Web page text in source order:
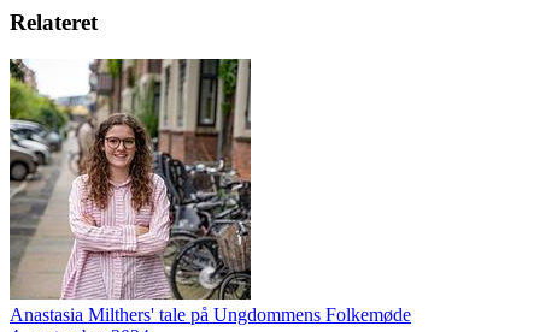
Relateret
Anastasia Milthers' tale på Ungdommens Folkemøde